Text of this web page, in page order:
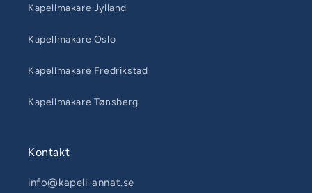
Kapellmakare Jylland
Kapellmakare Oslo
Kapellmakare Fredrikstad
Kapellmakare Tønsberg
Kontakt
info@kapell-annat.se